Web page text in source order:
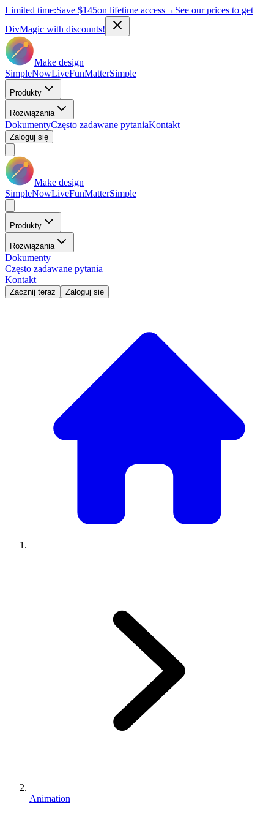
Limited time:Save $145on lifetime access→ See our prices to get
DivMagic with discounts!
Make design
SimpleNowLiveFunMatterSimple
Produkty
Rozwiązania
DokumentyCzęsto zadawane pytaniaKontakt
Zaloguj się
Make design
SimpleNowLiveFunMatterSimple
Produkty
Rozwiązania
Dokumenty
Często zadawane pytania
Kontakt
Zacznij teraz Zaloguj się
Animation